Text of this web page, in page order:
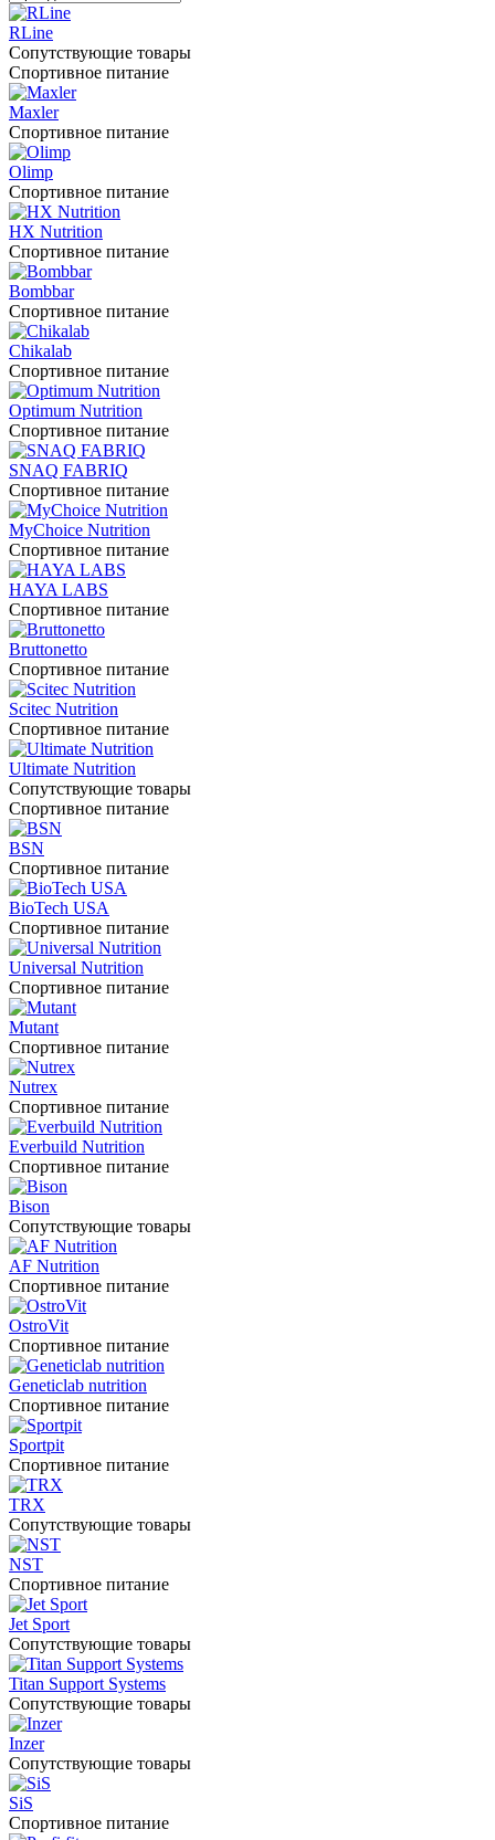
RLine
Сопутствующие товары
Спортивное питание
Maxler
Спортивное питание
Olimp
Спортивное питание
HX Nutrition
Спортивное питание
Bombbar
Спортивное питание
Chikalab
Спортивное питание
Optimum Nutrition
Спортивное питание
SNAQ FABRIQ
Спортивное питание
MyChoice Nutrition
Спортивное питание
HAYA LABS
Спортивное питание
Bruttonetto
Спортивное питание
Scitec Nutrition
Спортивное питание
Ultimate Nutrition
Сопутствующие товары
Спортивное питание
BSN
Спортивное питание
BioTech USA
Спортивное питание
Universal Nutrition
Спортивное питание
Mutant
Спортивное питание
Nutrex
Спортивное питание
Everbuild Nutrition
Спортивное питание
Bison
Сопутствующие товары
AF Nutrition
Спортивное питание
OstroVit
Спортивное питание
Geneticlab nutrition
Спортивное питание
Sportpit
Спортивное питание
TRX
Сопутствующие товары
NST
Спортивное питание
Jet Sport
Сопутствующие товары
Titan Support Systems
Сопутствующие товары
Inzer
Сопутствующие товары
SiS
Спортивное питание